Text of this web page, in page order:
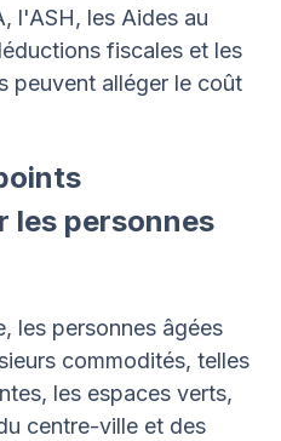
l'ASH, les Aides au
fiscales et les
peuvent alléger le coût
les personnes
les personnes âgées
commodités, telles
les espaces verts,
centre-ville et des